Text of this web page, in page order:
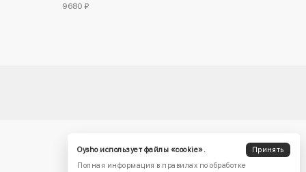
9680 ₽
Oysho использует файлы «cookie».
Принять
Полная информация в правилах по обработке